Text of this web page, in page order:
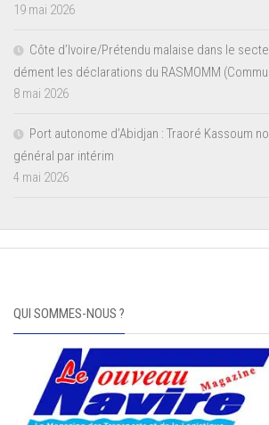
19 mai 2026
Côte d’Ivoire/Prétendu malaise dans le
dément les déclarations du RASMOMM
8 mai 2026
Port autonome d’Abidjan : Traoré Kassoum
général par intérim
4 mai 2026
QUI SOMMES-NOUS ?